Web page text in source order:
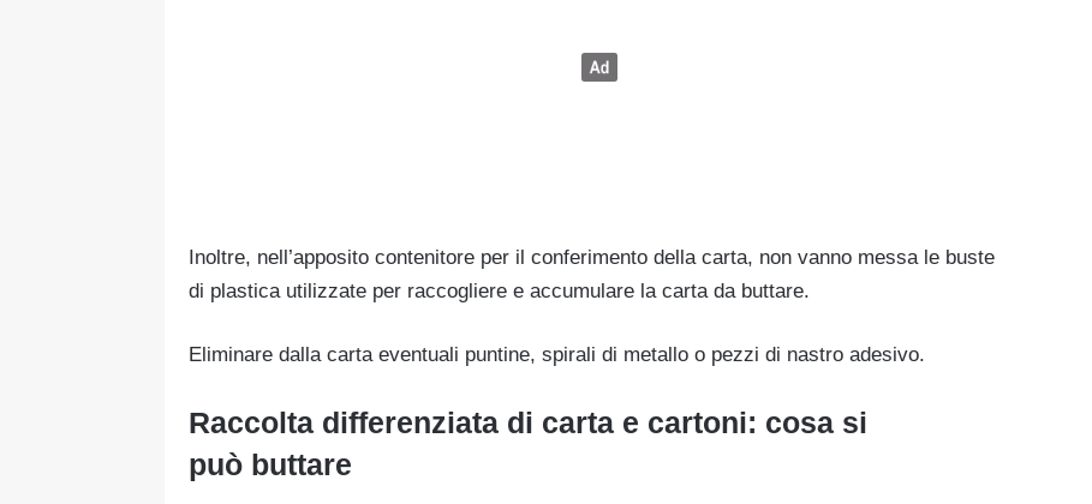
Inoltre, nell’apposito contenitore per il conferimento della carta, non vanno messa le buste
di plastica utilizzate per raccogliere e accumulare la carta da buttare.
Eliminare dalla carta eventuali puntine, spirali di metallo o pezzi di nastro adesivo.
Raccolta differenziata di carta e cartoni: cosa si
può buttare